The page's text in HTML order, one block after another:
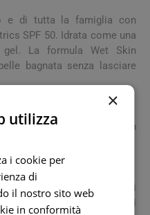
e di tutta la famiglia con
SPF 50. Idrata come una
La formula Wet Skin
bagnata senza lasciare
crema per bambini con
sudato, nuotato o essersi
si riduce il fattore di
×
utilizza
i cookie per
di
il nostro sito web
in conformità